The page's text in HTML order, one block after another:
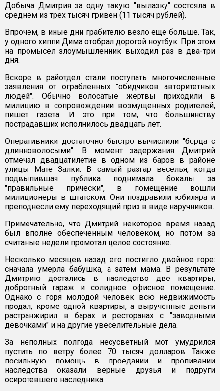
Добыча Дмитрия за одну такую "вылазку" состояла в
среднем из трех тысяч гривен (11 тысяч рублей).
Впрочем, в иные дни грабителю везло еще больше. Так,
у одного хиппи Дима отобрал дорогой ноутбук. При этом
на промысел злоумышленник выходил раз в два-три
дня.
Вскоре в райотдел стали поступать многочисленные
заявления от ограбленных "обидчиков авторитетных
людей". Обычно волосатые жертвы приходили в
милицию в сопровождении возмущенных родителей,
пишет газета. И это при том, что большинству
пострадавших исполнилось двадцать лет.
Оперативники достаточно быстро вычислили "борца с
длинноволосыми". В момент задержания Дмитрий
отмечал двадцатилетие в одном из баров в районе
улицы Мате Залки. В самый разгар веселья, когда
подвыпившая публика поднимала бокалы за
"правильные прически", в помещение вошли
милиционеры в штатском. Они поздравили юбиляра и
преподнесли ему переходящий приз в виде наручников.
Примечательно, что Дмитрий некоторое время назад
был вполне обеспеченным человеком, но потом за
считаные недели промотал целое состояние.
Несколько месяцев назад его постигло двойное горе:
сначала умерла бабушка, а затем мама. В результате
Дмитрию достались в наследство две квартиры,
добротный гараж и солидное офисное помещение.
Однако с горя молодой человек всю недвижимость
продал, кроме одной квартиры, а вырученные деньги
растранжирил в барах и ресторанах с "заводными
девочками" и на другие увеселительные дела.
За неполных полгода несусветный мот умудрился
пустить по ветру более 70 тысяч долларов. Также
посильную помощь в проедании и пропивании
наследства оказали верные друзья и подруги
осиротевшего наследника.